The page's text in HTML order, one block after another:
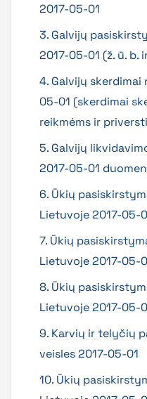
2017-05-01
3. Galvijų
2017-05-01 (ž. ū. b.
4. Galvijų skerdimai
05-01 (skerdimai
reikmėms ir
5. Galvijų
2017-05-01
6. Ūkių
Lietuvoje 2017-05-
7. Ūkių
Lietuvoje 2017-05-
8. Ūkių
Lietuvoje 2017-05-
9. Karvių ir telyčių
veisles 2017-05-01
10. Ūkių